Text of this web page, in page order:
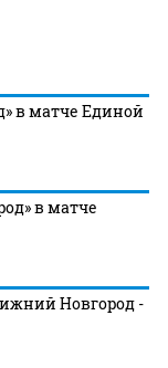
в матче Единой
в матче
Новгород -